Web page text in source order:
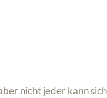
nicht jeder kann